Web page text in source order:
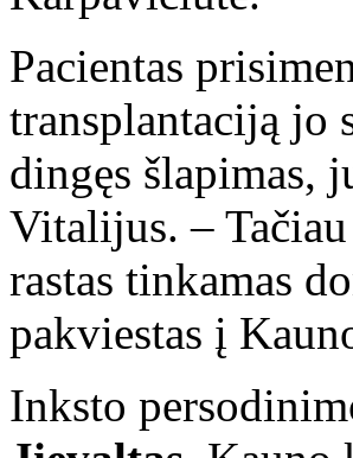
Pacientas
transplantaciją jo
dingęs šlapimas,
Vitalijus. –
rastas tinkamas
pakviestas į
Inksto